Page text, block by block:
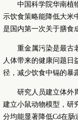
中国科学院华南植
示饮食策略能降低大米
是国内第一次关于膳食
重金属污染是最古
人体带来的健康问题日
径，减少饮食中镉的暴
研究人员建立体外
建立小鼠动物模型，研
分均能显著降低Cd在肠